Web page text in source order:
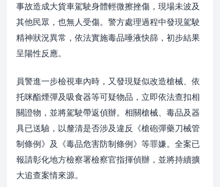
事故造成大貨車駕駛身體輕微擦挫傷，現場未波及
其他民眾，也無人受傷。警方處理過程中發現駕駛
精神狀況異常，依法實施毒品唾液快篩，初步結果
呈陽性反應。
員警進一步檢視車內時，又發現疑似改造槍械、依
托咪酯煙彈及吸食器等可疑物品，立即依法查扣相
關證物，並將駕駛帶返偵辦。相關槍械、毒品及器
具已送驗，以釐清是否涉及違反《槍砲彈藥刀械管
制條例》及《毒品危害防制條例》等罪嫌。全案已
報請彰化地方檢察署檢察官指揮偵辦，並將持續擴
大追查案情來源。